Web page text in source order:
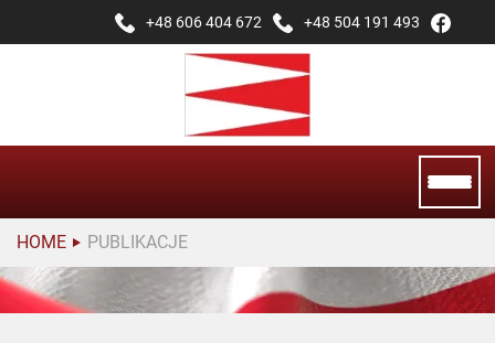
+48 606 404 672 +48 504 191 493
HOME PUBLIKACJE